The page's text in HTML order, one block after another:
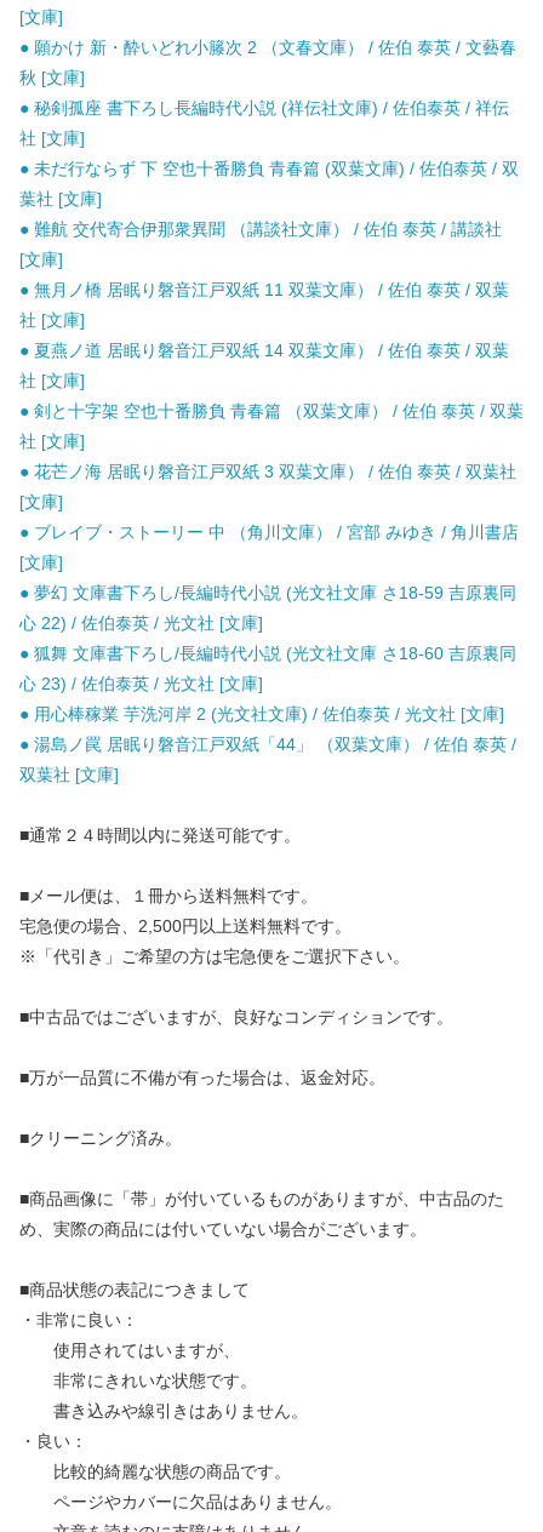
[文庫]
● 願かけ 新・酔いどれ小籐次 2 （文春文庫） / 佐伯 泰英 / 文藝春
秋 [文庫]
● 秘剣孤座 書下ろし長編時代小説 (祥伝社文庫) / 佐伯泰英 / 祥伝
社 [文庫]
● 未だ行ならず 下 空也十番勝負 青春篇 (双葉文庫) / 佐伯泰英 / 双
葉社 [文庫]
● 難航 交代寄合伊那衆異聞 （講談社文庫） / 佐伯 泰英 / 講談社
[文庫]
● 無月ノ橋 居眠り磐音江戸双紙 11 双葉文庫） / 佐伯 泰英 / 双葉
社 [文庫]
● 夏燕ノ道 居眠り磐音江戸双紙 14 双葉文庫） / 佐伯 泰英 / 双葉
社 [文庫]
● 剣と十字架 空也十番勝負 青春篇 （双葉文庫） / 佐伯 泰英 / 双葉
社 [文庫]
● 花芒ノ海 居眠り磐音江戸双紙 3 双葉文庫） / 佐伯 泰英 / 双葉社
[文庫]
● ブレイブ・ストーリー 中 （角川文庫） / 宮部 みゆき / 角川書店
[文庫]
● 夢幻 文庫書下ろし/長編時代小説 (光文社文庫 さ18-59 吉原裏同
心 22) / 佐伯泰英 / 光文社 [文庫]
● 狐舞 文庫書下ろし/長編時代小説 (光文社文庫 さ18-60 吉原裏同
心 23) / 佐伯泰英 / 光文社 [文庫]
● 用心棒稼業 芋洗河岸 2 (光文社文庫) / 佐伯泰英 / 光文社 [文庫]
● 湯島ノ罠 居眠り磐音江戸双紙「44」 （双葉文庫） / 佐伯 泰英 /
双葉社 [文庫]
■通常２４時間以内に発送可能です。
■メール便は、１冊から送料無料です。
宅急便の場合、2,500円以上送料無料です。
※「代引き」ご希望の方は宅急便をご選択下さい。
■中古品ではございますが、良好なコンディションです。
■万が一品質に不備が有った場合は、返金対応。
■クリーニング済み。
■商品画像に「帯」が付いているものがありますが、中古品のた
め、実際の商品には付いていない場合がございます。
■商品状態の表記につきまして
・非常に良い：
使用されてはいますが、
非常にきれいな状態です。
書き込みや線引きはありません。
・良い：
比較的綺麗な状態の商品です。
ページやカバーに欠品はありません。